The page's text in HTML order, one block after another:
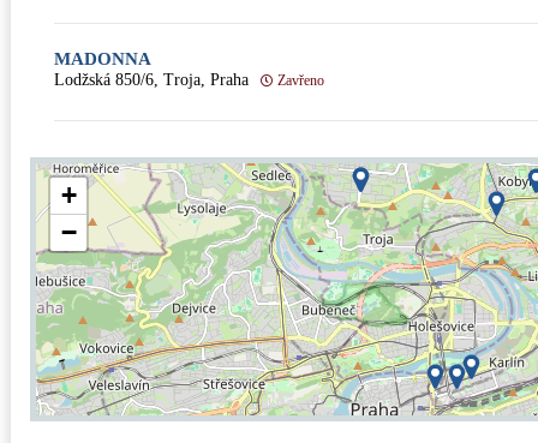
MADONNA
Lodžská 850/6, Troja, Praha Zavřeno
+
−